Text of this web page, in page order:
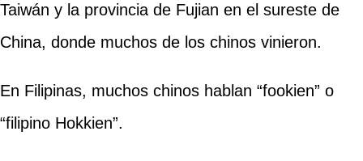
Taiwán y la provincia de Fujian en el sureste de
China, donde muchos de los chinos vinieron.
En Filipinas, muchos chinos hablan “fookien” o
“filipino Hokkien”.